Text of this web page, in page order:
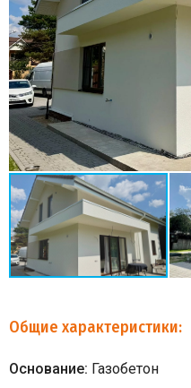
Общие характеристики:
Основание: Газобетон